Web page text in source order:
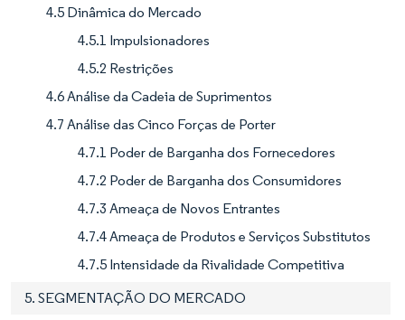
4.5 Dinâmica do Mercado
4.5.1 Impulsionadores
4.5.2 Restrições
4.6 Análise da Cadeia de Suprimentos
4.7 Análise das Cinco Forças de Porter
4.7.1 Poder de Barganha dos Fornecedores
4.7.2 Poder de Barganha dos Consumidores
4.7.3 Ameaça de Novos Entrantes
4.7.4 Ameaça de Produtos e Serviços Substitutos
4.7.5 Intensidade da Rivalidade Competitiva
5. SEGMENTAÇÃO DO MERCADO